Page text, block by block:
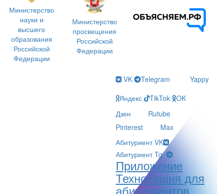
Министерство
науки и
высшего
образования
Российской
Федерации
Министерство
просвещения
Российской
Федерации
VK Telegram
Yappy
Яндекс
TikTok
OK
Дзен
Rutube
Pinterest
Max
Абитуриент VK
Абитуриент Tg
Приложение
Технобашня для
абитуриентов